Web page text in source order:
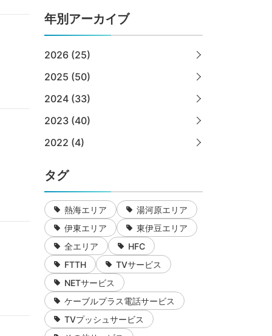
年別アーカイブ
2026 (25)
2025 (50)
2024 (33)
2023 (40)
2022 (4)
タグ
熱海エリア
湯河原エリア
伊東エリア
東伊豆エリア
全エリア
HFC
FTTH
TVサービス
NETサービス
ケーブルプラス電話サービス
TVプッシュサービス